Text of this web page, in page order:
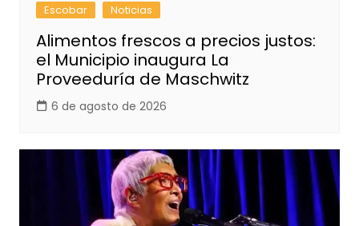
Escobar Noticias
Alimentos frescos a precios justos:
el Municipio inaugura La
Proveeduría de Maschwitz
6 de agosto de 2026